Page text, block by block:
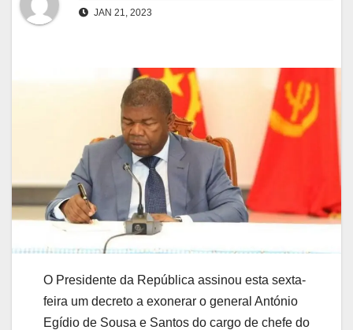
JAN 21, 2023
O Presidente da República assinou esta sexta-
feira um decreto a exonerar o general António
Egídio de Sousa e Santos do cargo de chefe do